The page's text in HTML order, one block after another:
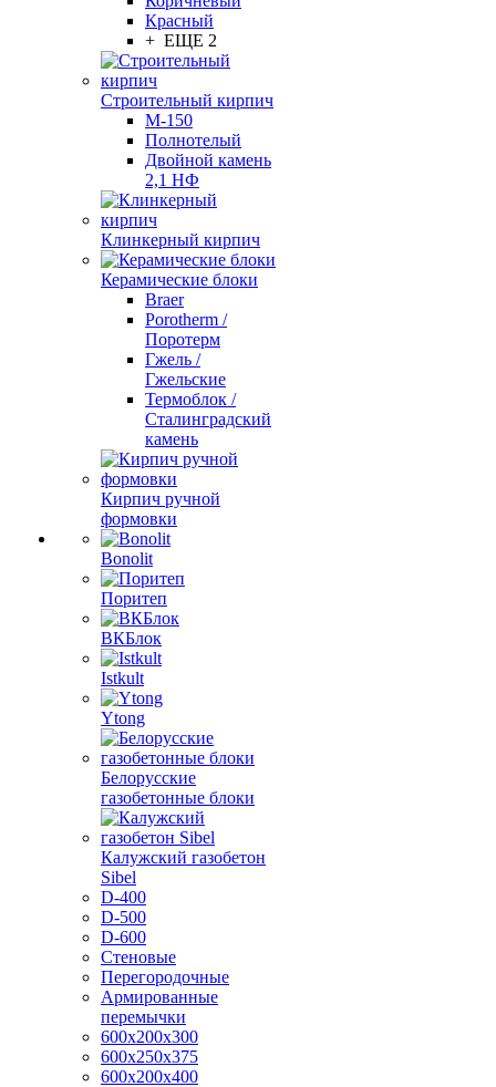
Красный
+ ЕЩЕ 2
Строительный кирпич
М-150
Полнотелый
Двойной камень
2,1 НФ
Клинкерный кирпич
Керамические блоки
Braer
Porotherm /
Поротерм
Гжель /
Гжельские
Термоблок /
Сталинградский
камень
Кирпич ручной
формовки
Bonolit
Поритеп
ВКБлок
Istkult
Ytong
Белорусские
газобетонные блоки
Калужский газобетон
Sibel
D-400
D-500
D-600
Стеновые
Перегородочные
Армированные
перемычки
600х200х300
600х250х375
600х200х400